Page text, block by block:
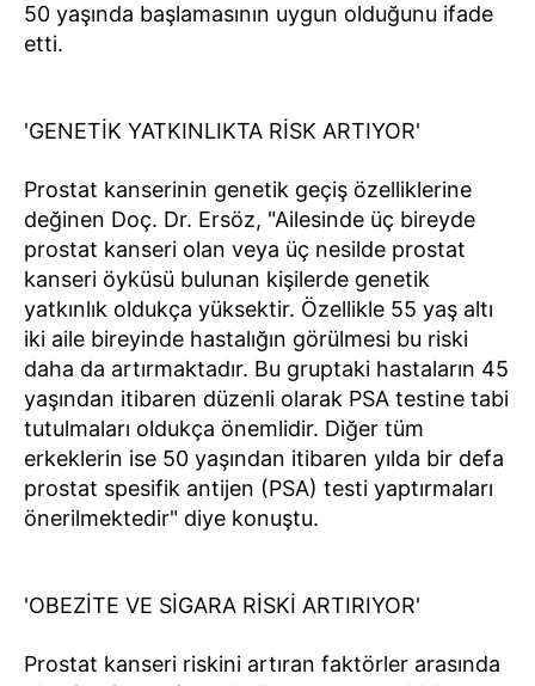
50 yaşında başlamasının uygun olduğunu ifade
etti.
'GENETİK YATKINLIKTA RİSK ARTIYOR'
Prostat kanserinin genetik geçiş özelliklerine
değinen Doç. Dr. Ersöz, "Ailesinde üç bireyde
prostat kanseri olan veya üç nesilde prostat
kanseri öyküsü bulunan kişilerde genetik
yatkınlık oldukça yüksektir. Özellikle 55 yaş altı
iki aile bireyinde hastalığın görülmesi bu riski
daha da artırmaktadır. Bu gruptaki hastaların 45
yaşından itibaren düzenli olarak PSA testine tabi
tutulmaları oldukça önemlidir. Diğer tüm
erkeklerin ise 50 yaşından itibaren yılda bir defa
prostat spesifik antijen (PSA) testi yaptırmaları
önerilmektedir" diye konuştu.
'OBEZİTE VE SİGARA RİSKİ ARTIRIYOR'
Prostat kanseri riskini artıran faktörler arasında